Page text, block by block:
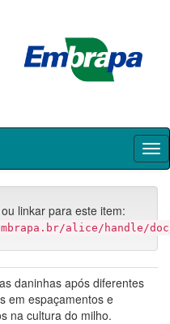
linkar para este item:
alice/handle/doc/
daninhas após diferentes
em espaçamentos e
na cultura do milho.